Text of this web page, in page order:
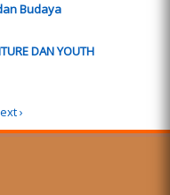
Budaya
DAN YOUTH
›